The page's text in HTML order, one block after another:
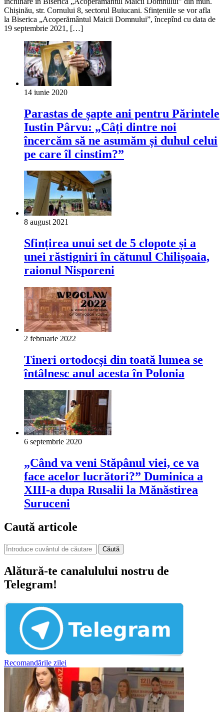
Chișinău, str. Cornului 8, sectorul Buiucani. Sfințeniile se vor afla
la Biserica „Acoperământul Maicii Domnului”, începînd cu data de
19 septembrie 2021, […]
14 iunie 2020
Parastas de șapte ani pentru Părintele
Iustin Pârvu: „Câți dintre noi
încercăm să ne asumăm și duhul celui
pe care îl cinstim?”
8 august 2021
Sfințirea unui set de 5 clopote și a
unei răstigniri în cătunul Chilișoaia,
raionul Nisporeni
2 februarie 2022
Tineri ortodocși din toată lumea se
întâlnesc anul acesta în Polonia
6 septembrie 2020
„Când va veni Stăpânul viei, ce va
face acelor lucrători?” Duminica a
XIII-a dupa Rusalii la Mănăstirea
Suruceni
Caută articole
Căută
Alătură-te canalulului nostru de
Telegram!
Recomandările zilei